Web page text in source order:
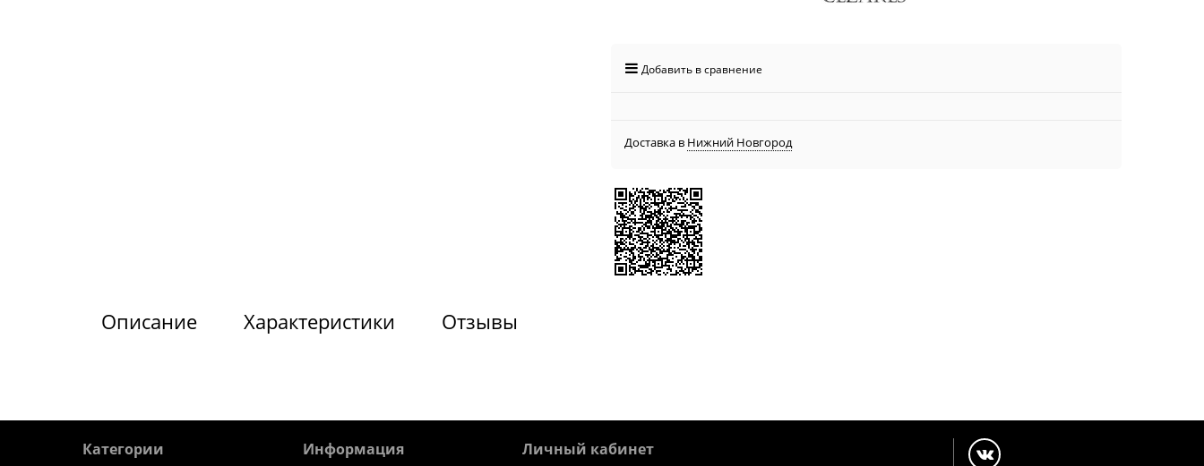
Добавить в сравнение
Доставка в Нижний Новгород
Описание Характеристики Отзывы
Категории Информация Личный кабинет